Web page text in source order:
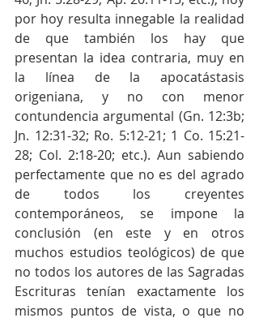
por hoy resulta innegable la realidad
de que también los hay que
presentan la idea contraria, muy en
la línea de la apocatástasis
origeniana, y no con menor
contundencia argumental (Gn. 12:3b;
Jn. 12:31-32; Ro. 5:12-21; 1 Co. 15:21-
28; Col. 2:18-20; etc.). Aun sabiendo
perfectamente que no es del agrado
de todos los creyentes
contemporáneos, se impone la
conclusión (en este y en otros
muchos estudios teológicos) de que
no todos los autores de las Sagradas
Escrituras tenían exactamente los
mismos puntos de vista, o que no